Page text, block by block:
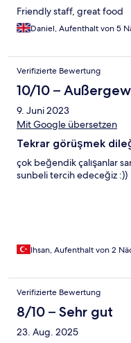
Friendly staff, great food
Daniel, Aufenthalt von 5
Verifizierte Bewertung
10/10 –
9. Juni 2023
Mit Google übersetzen
Tekrar görüşmek
çok beğendik çalışanlar
sunbeli tercih edeceğiz :))
Ihsan, Aufenthalt von 2
Verifizierte Bewertung
8/10 – Sehr gut
23. Aug. 2025